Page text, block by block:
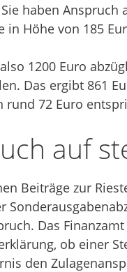
haben Anspruch
in Höhe von 185
1200 Euro
Das ergibt 861
rund 72 Euro
auf
Beiträge zur
Das
ob einer
den